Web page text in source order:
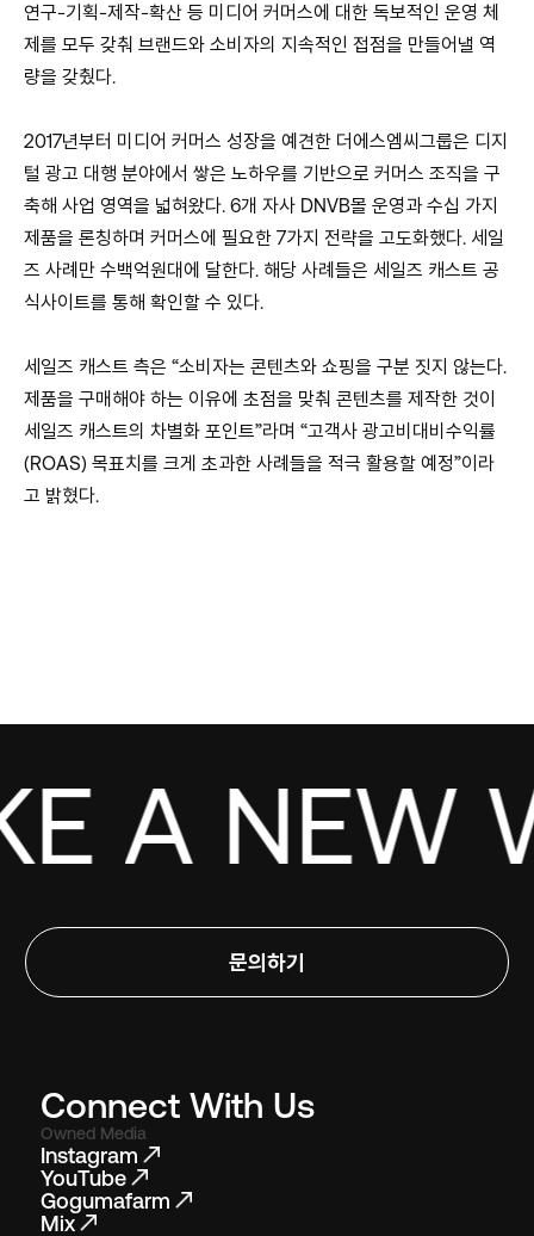
연구-기획-제작-확산 등 미디어 커머스에 대한 독보적인 운영 체
제를 모두 갖춰 브랜드와 소비자의 지속적인 접점을 만들어낼 역
량을 갖췄다.
2017년부터 미디어 커머스 성장을 예견한 더에스엠씨그룹은 디지
털 광고 대행 분야에서 쌓은 노하우를 기반으로 커머스 조직을 구
축해 사업 영역을 넓혀왔다. 6개 자사 DNVB몰 운영과 수십 가지
제품을 론칭하며 커머스에 필요한 7가지 전략을 고도화했다. 세일
즈 사례만 수백억원대에 달한다. 해당 사례들은 세일즈 캐스트 공
식사이트를 통해 확인할 수 있다.
세일즈 캐스트 측은 “소비자는 콘텐츠와 쇼핑을 구분 짓지 않는다.
제품을 구매해야 하는 이유에 초점을 맞춰 콘텐츠를 제작한 것이
세일즈 캐스트의 차별화 포인트”라며 “고객사 광고비대비수익률
(ROAS) 목표치를 크게 초과한 사례들을 적극 활용할 예정”이라
고 밝혔다.
A NEW
문의하기
Connect With Us
Owned Media
Instagram
YouTube
Gogumafarm
Mix